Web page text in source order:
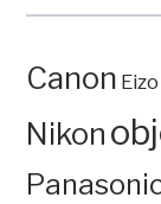
Canon Eizo
Nikon